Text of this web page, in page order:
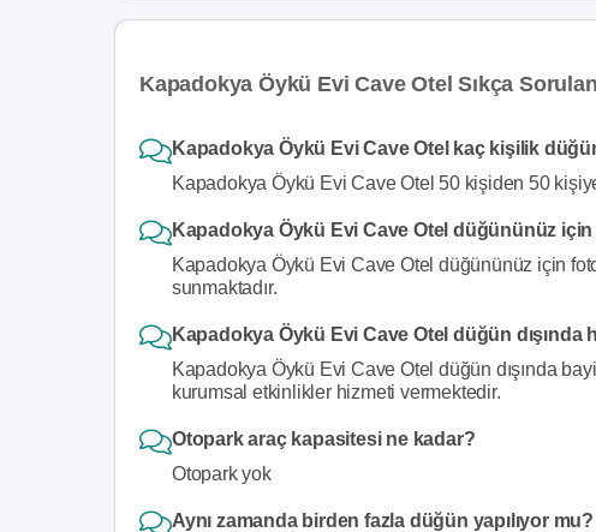
Kapadokya Öykü Evi Cave Otel Sıkça
Kapadokya Öykü Evi Cave Otel kaç kişilik
Kapadokya Öykü Evi Cave Otel 50 kişiden 50
Kapadokya Öykü Evi Cave Otel düğününüz
Kapadokya Öykü Evi Cave Otel düğününüz için
sunmaktadır.
Kapadokya Öykü Evi Cave Otel düğün
Kapadokya Öykü Evi Cave Otel düğün dışında
kurumsal etkinlikler hizmeti vermektedir.
Otopark araç kapasitesi ne kadar?
Otopark yok
Aynı zamanda birden fazla düğün yapılıyor mu?